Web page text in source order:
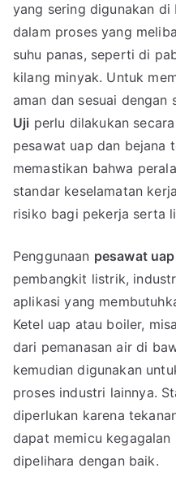
yang sering digunakan
dalam proses yang
suhu panas, seperti di
kilang minyak. Untuk
aman dan sesuai dengan
Uji perlu dilakukan
pesawat uap dan bejana
memastikan bahwa
standar keselamatan
risiko bagi pekerja serta
Penggunaan pesawat uap
pembangkit listrik,
aplikasi yang
Ketel uap atau boiler,
dari pemanasan air di
kemudian digunakan
proses industri lainnya.
diperlukan karena
dapat memicu
dipelihara dengan baik.